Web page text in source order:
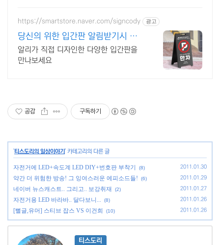
https://smartstore.naver.com/signcody 광고
당신의 위한 입간판 알림받기시 할
인혜택
알리가 직접 디자인한 다양한 입간판을
만나보세요
공감 구독하기
'티스도리의 일상이야기 ' 카테고리의 다른 글
자전거에 LED+속도계 LED DIY+번호판 부착기 (8) 2011.01.30
약간 더 위험한 방송! 그 잉여스러운 에피소드들! (6) 2011.01.29
네이버 뉴스캐스트.. 그리고.. 보강취재 (2) 2011.01.27
자전거용 LED 바라바.. 달다보니... (8) 2011.01.26
[뻘글,유머] 스티브 잡스 VS 이건희 (10) 2011.01.26
티스도리